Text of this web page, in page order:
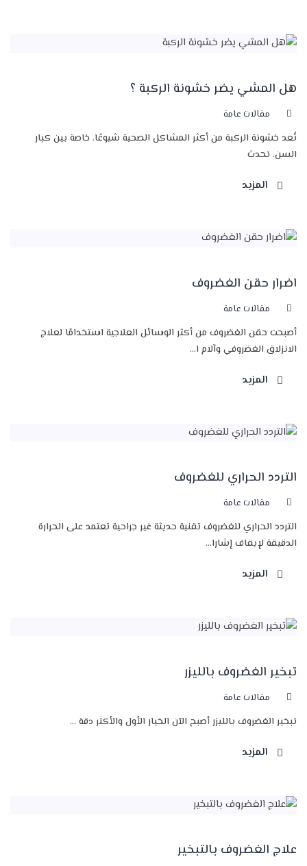
هل المشي يضر خشونة الركبة ؟
مقالات عامة
تُعد خشونة الركبة من أكثر المشاكل الصحية شيوعًا، خاصة بين كبار
السن. تحدث
المزيد
اضرار حقن الغضروف
مقالات عامة
أصبحت حقن الغضروف من أكثر الوسائل العلاجية استخدامًا لعلاج
الانزلاق الغضروفي وآلام ا...
المزيد
التردد الحراري للغضروف
مقالات عامة
التردد الحراري للغضروف تقنية حديثة غير جراحية تعتمد على الحرارة
الدقيقة لإيقاف إشارا...
المزيد
تبخير الغضروف بالليزر
مقالات عامة
تبخير الغضروف بالليزر أصبح الآن الخيار الأول والأكثر دقة ...
المزيد
علاج الغضروف بالتبخير